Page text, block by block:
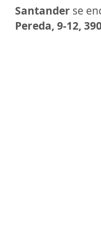
Santander se
Pereda, 9-12,